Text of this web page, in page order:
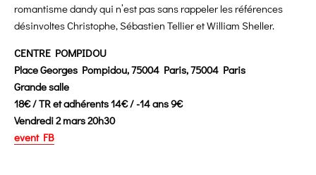
romantisme dandy qui n’est pas sans rappeler les références
désinvoltes Christophe, Sébastien Tellier et William Sheller.
CENTRE POMPIDOU
Place Georges Pompidou, 75004 Paris, 75004 Paris
Grande salle
18€ / TR et adhérents 14€ / -14 ans 9€
Vendredi 2 mars 20h30
event FB